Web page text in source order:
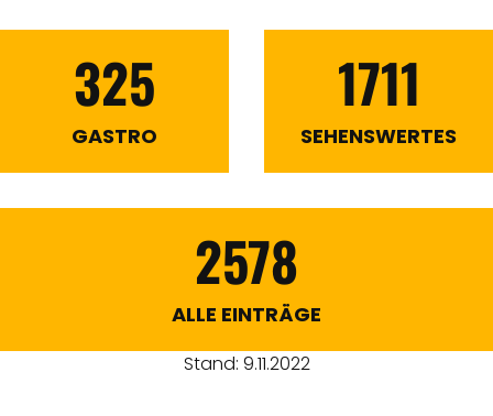
325
GASTRO
1711
SEHENSWERTES
2578
ALLE EINTRÄGE
Stand: 9.11.2022